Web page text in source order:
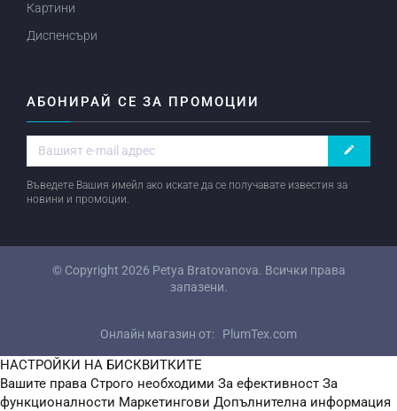
Картини
Диспенсъри
АБОНИРАЙ СЕ ЗА ПРОМОЦИИ
create
Въведете Вашия имейл ако искате да се получавате известия за
новини и промоции.
© Copyright 2026 Petya Bratovanova. Всички права
запазени.
Онлайн магазин от: PlumTex.com
НАСТРОЙКИ НА БИСКВИТКИТЕ
Вашите права Строго необходими За ефективност За
функционалности Маркетингови Допълнителна информация